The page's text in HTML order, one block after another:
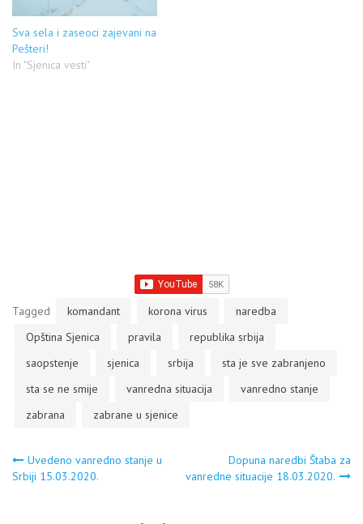
Sva sela i zaseoci zajevani na
Pešteri!
In "Sjenica vesti"
Tagged komandant korona virus
naredba
Opština Sjenica
pravila
republika srbija
saopstenje
sjenica srbija
sta je sve zabranjeno
sta se ne smije
vanredna situacija
vanredno stanje
zabrana
zabrane u sjenice
Navigacija
Uvedeno vanredno stanje u
Srbiji 15.03.2020.
Dopuna naredbi Štaba za
vanredne situacije 18.03.2020.